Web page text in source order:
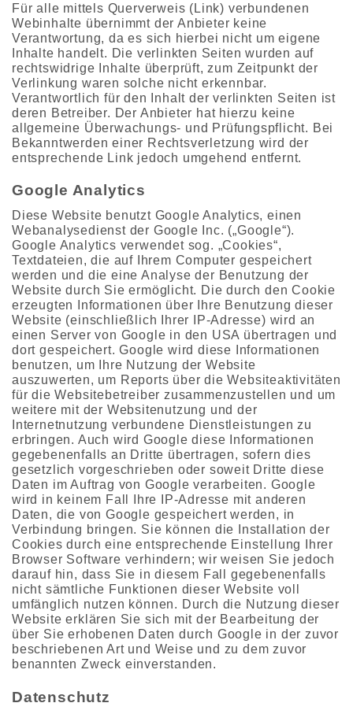
Für alle mittels Querverweis (Link) verbundenen
Webinhalte übernimmt der Anbieter keine
Verantwortung, da es sich hierbei nicht um eigene
Inhalte handelt. Die verlinkten Seiten wurden auf
rechtswidrige Inhalte überprüft, zum Zeitpunkt der
Verlinkung waren solche nicht erkennbar.
Verantwortlich für den Inhalt der verlinkten Seiten ist
deren Betreiber. Der Anbieter hat hierzu keine
allgemeine Überwachungs- und Prüfungspflicht. Bei
Bekanntwerden einer Rechtsverletzung wird der
entsprechende Link jedoch umgehend entfernt.
Google Analytics
Diese Website benutzt Google Analytics, einen
Webanalysedienst der Google Inc. („Google“).
Google Analytics verwendet sog. „Cookies“,
Textdateien, die auf Ihrem Computer gespeichert
werden und die eine Analyse der Benutzung der
Website durch Sie ermöglicht. Die durch den Cookie
erzeugten Informationen über Ihre Benutzung dieser
Website (einschließlich Ihrer IP-Adresse) wird an
einen Server von Google in den USA übertragen und
dort gespeichert. Google wird diese Informationen
benutzen, um Ihre Nutzung der Website
auszuwerten, um Reports über die Websiteaktivitäten
für die Websitebetreiber zusammenzustellen und um
weitere mit der Websitenutzung und der
Internetnutzung verbundene Dienstleistungen zu
erbringen. Auch wird Google diese Informationen
gegebenenfalls an Dritte übertragen, sofern dies
gesetzlich vorgeschrieben oder soweit Dritte diese
Daten im Auftrag von Google verarbeiten. Google
wird in keinem Fall Ihre IP-Adresse mit anderen
Daten, die von Google gespeichert werden, in
Verbindung bringen. Sie können die Installation der
Cookies durch eine entsprechende Einstellung Ihrer
Browser Software verhindern; wir weisen Sie jedoch
darauf hin, dass Sie in diesem Fall gegebenenfalls
nicht sämtliche Funktionen dieser Website voll
umfänglich nutzen können. Durch die Nutzung dieser
Website erklären Sie sich mit der Bearbeitung der
über Sie erhobenen Daten durch Google in der zuvor
beschriebenen Art und Weise und zu dem zuvor
benannten Zweck einverstanden.
Datenschutz